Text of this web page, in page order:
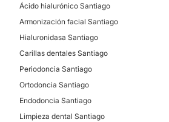
Ácido hialurónico Santiago
Armonización facial Santiago
Hialuronidasa Santiago
Carillas dentales Santiago
Periodoncia Santiago
Ortodoncia Santiago
Endodoncia Santiago
Limpieza dental Santiago